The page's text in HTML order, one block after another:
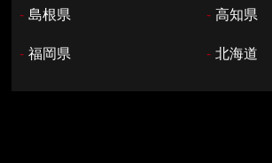
- 島根県 - 高知県
- 福岡県 - 北海道